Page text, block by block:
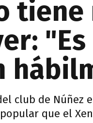
tiene
club de Núñez
que el